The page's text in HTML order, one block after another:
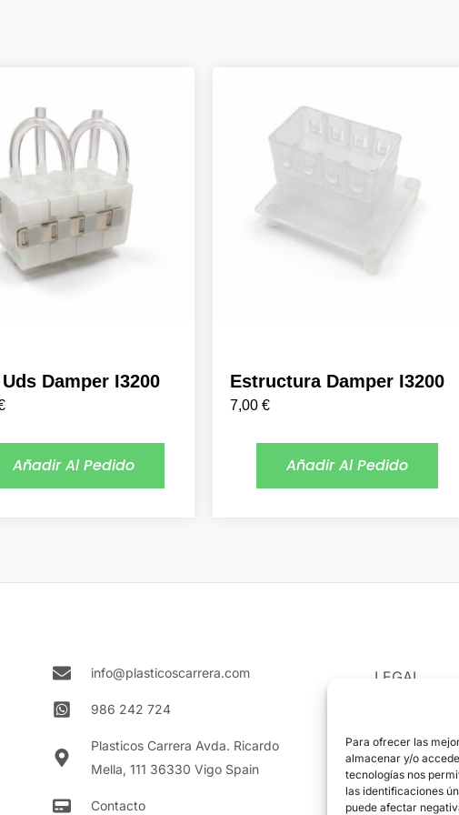
Para ofrecer las
almacenar y/o
tecnologías nos
las identificaciones
puede afectar
Damper I3200
Añadir Al Pedido
Estructura Damper I3200
7,00€
Añadir Al Pedido
info@plasticoscarrera.com
986 242 724
Plasticos Carrera Avda. Ricardo
Mella, 111 36330 Vigo Spain
Contacto
LEGAL
Política de